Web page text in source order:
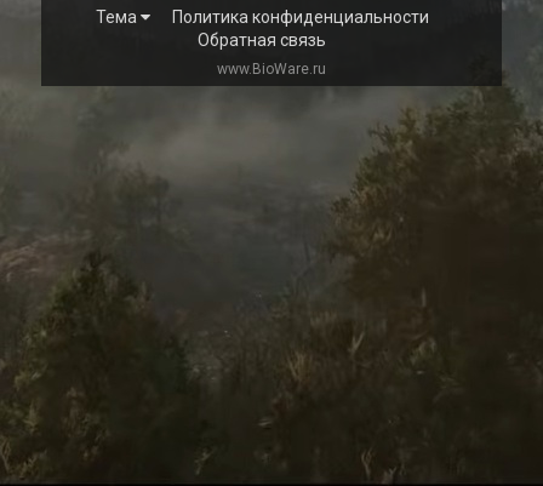
Тема
Политика конфиденциальности
Обратная связь
www.BioWare.ru